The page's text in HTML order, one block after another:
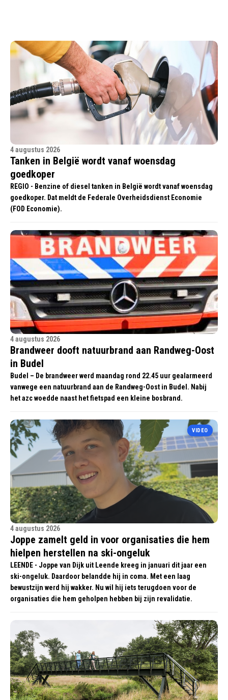
4 augustus 2026
Tanken in België wordt vanaf woensdag
goedkoper
REGIO - Benzine of diesel tanken in België wordt vanaf woensdag
goedkoper. Dat meldt de Federale Overheidsdienst Economie
(FOD Economie).
4 augustus 2026
Brandweer dooft natuurbrand aan Randweg-Oost
in Budel
Budel – De brandweer werd maandag rond 22.45 uur gealarmeerd
vanwege een natuurbrand aan de Randweg-Oost in Budel. Nabij
het azc woedde naast het fietspad een kleine bosbrand.
VIDEO
4 augustus 2026
Joppe zamelt geld in voor organisaties die hem
hielpen herstellen na ski-ongeluk
LEENDE - Joppe van Dijk uit Leende kreeg in januari dit jaar een
ski-ongeluk. Daardoor belandde hij in coma. Met een laag
bewustzijn werd hij wakker. Nu wil hij iets terugdoen voor de
organisaties die hem geholpen hebben bij zijn revalidatie.